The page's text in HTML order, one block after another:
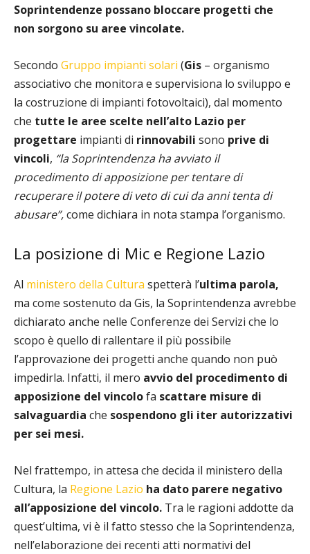
Soprintendenze possano bloccare progetti che
non sorgono su aree vincolate.
Secondo Gruppo impianti solari (Gis – organismo
associativo che monitora e supervisiona lo sviluppo e
la costruzione di impianti fotovoltaici), dal momento
che tutte le aree scelte nell’alto Lazio per
progettare impianti di rinnovabili sono prive di
vincoli, “la Soprintendenza ha avviato il
procedimento di apposizione per tentare di
recuperare il potere di veto di cui da anni tenta di
abusare”,come dichiara in nota stampa l’organismo.
La posizione di Mic e Regione Lazio
Al ministero della Cultura spetterà l’ultima parola,
ma come sostenuto da Gis, la Soprintendenza avrebbe
dichiarato anche nelle Conferenze dei Servizi che lo
scopo è quello di rallentare il più possibile
l’approvazione dei progetti anche quando non può
impedirla. Infatti, il mero avvio del procedimento di
apposizione del vincolofa scattare misure di
salvaguardia che sospendono gli iter autorizzativi
per sei mesi.
Nel frattempo, in attesa che decida il ministero della
Cultura, la Regione Lazio ha dato parere negativo
all’apposizione del vincolo. Tra le ragioni addotte da
quest’ultima, vi è il fatto stesso che la Soprintendenza,
nell’elaborazione dei recenti atti normativi del